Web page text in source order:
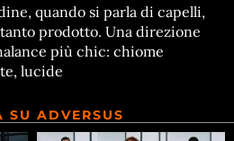
quando si parla di capelli,
prodotto. Una direzione
più chic: chiome
lucide
SU ADVERSUS